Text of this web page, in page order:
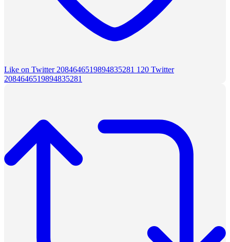
Like on Twitter 2084646519894835281 120 Twitter
2084646519894835281